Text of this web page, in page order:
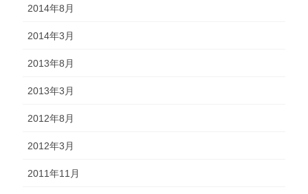
2014年8月
2014年3月
2013年8月
2013年3月
2012年8月
2012年3月
2011年11月